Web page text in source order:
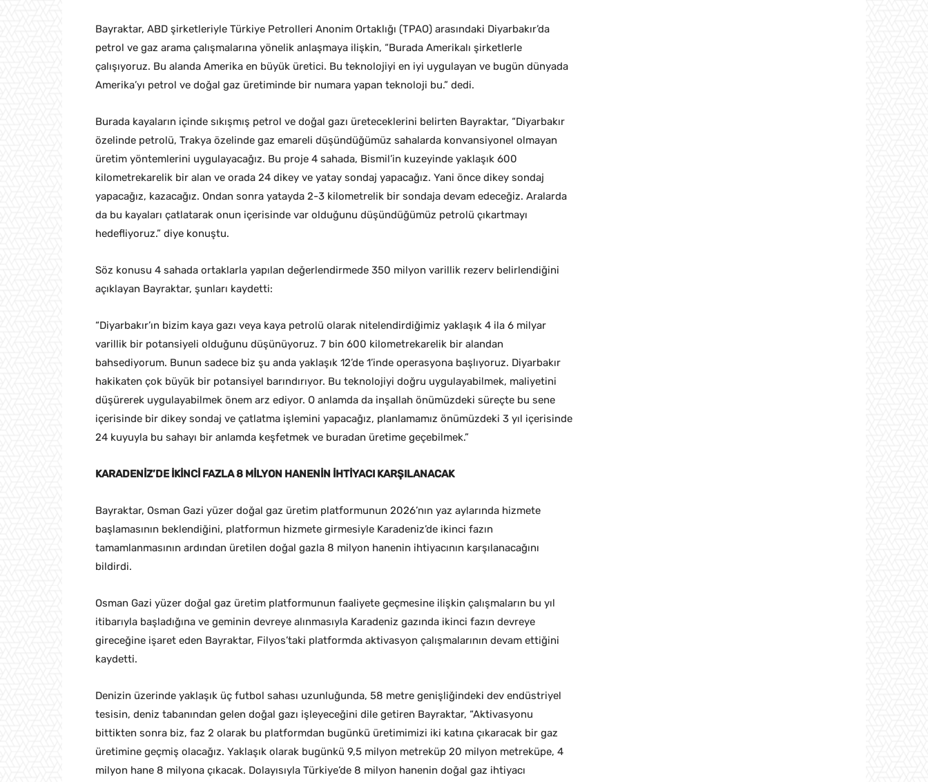
Bayraktar, ABD şirketleriyle Türkiye Petrolleri Anonim Ortaklığı (TPAO) arasındaki Diyarbakır’da
petrol ve gaz arama çalışmalarına yönelik anlaşmaya ilişkin, “Burada Amerikalı şirketlerle
çalışıyoruz. Bu alanda Amerika en büyük üretici. Bu teknolojiyi en iyi uygulayan ve bugün dünyada
Amerika’yı petrol ve doğal gaz üretiminde bir numara yapan teknoloji bu.” dedi.
Burada kayaların içinde sıkışmış petrol ve doğal gazı üreteceklerini belirten Bayraktar, “Diyarbakır
özelinde petrolü, Trakya özelinde gaz emareli düşündüğümüz sahalarda konvansiyonel olmayan
üretim yöntemlerini uygulayacağız. Bu proje 4 sahada, Bismil’in kuzeyinde yaklaşık 600
kilometrekarelik bir alan ve orada 24 dikey ve yatay sondaj yapacağız. Yani önce dikey sondaj
yapacağız, kazacağız. Ondan sonra yatayda 2-3 kilometrelik bir sondaja devam edeceğiz. Aralarda
da bu kayaları çatlatarak onun içerisinde var olduğunu düşündüğümüz petrolü çıkartmayı
hedefliyoruz.” diye konuştu.
Söz konusu 4 sahada ortaklarla yapılan değerlendirmede 350 milyon varillik rezerv belirlendiğini
açıklayan Bayraktar, şunları kaydetti:
“Diyarbakır’ın bizim kaya gazı veya kaya petrolü olarak nitelendirdiğimiz yaklaşık 4 ila 6 milyar
varillik bir potansiyeli olduğunu düşünüyoruz. 7 bin 600 kilometrekarelik bir alandan
bahsediyorum. Bunun sadece biz şu anda yaklaşık 12’de 1’inde operasyona başlıyoruz. Diyarbakır
hakikaten çok büyük bir potansiyel barındırıyor. Bu teknolojiyi doğru uygulayabilmek, maliyetini
düşürerek uygulayabilmek önem arz ediyor. O anlamda da inşallah önümüzdeki süreçte bu sene
içerisinde bir dikey sondaj ve çatlatma işlemini yapacağız, planlamamız önümüzdeki 3 yıl içerisinde
24 kuyuyla bu sahayı bir anlamda keşfetmek ve buradan üretime geçebilmek.”
KARADENİZ’DE İKİNCİ FAZLA 8 MİLYON HANENİN İHTİYACI KARŞILANACAK
Bayraktar, Osman Gazi yüzer doğal gaz üretim platformunun 2026’nın yaz aylarında hizmete
başlamasının beklendiğini, platformun hizmete girmesiyle Karadeniz’de ikinci fazın
tamamlanmasının ardından üretilen doğal gazla 8 milyon hanenin ihtiyacının karşılanacağını
bildirdi.
Osman Gazi yüzer doğal gaz üretim platformunun faaliyete geçmesine ilişkin çalışmaların bu yıl
itibarıyla başladığına ve geminin devreye alınmasıyla Karadeniz gazında ikinci fazın devreye
gireceğine işaret eden Bayraktar, Filyos’taki platformda aktivasyon çalışmalarının devam ettiğini
kaydetti.
Denizin üzerinde yaklaşık üç futbol sahası uzunluğunda, 58 metre genişliğindeki dev endüstriyel
tesisin, deniz tabanından gelen doğal gazı işleyeceğini dile getiren Bayraktar, “Aktivasyonu
bittikten sonra biz, faz 2 olarak bu platformdan bugünkü üretimimizi iki katına çıkaracak bir gaz
üretimine geçmiş olacağız. Yaklaşık olarak bugünkü 9,5 milyon metreküp 20 milyon metreküpe, 4
milyon hane 8 milyona çıkacak. Dolayısıyla Türkiye’de 8 milyon hanenin doğal gaz ihtiyacı